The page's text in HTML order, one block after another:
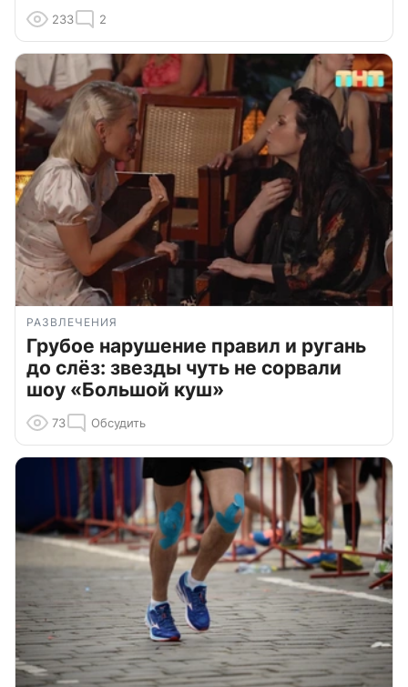
233 2
РАЗВЛЕЧЕНИЯ
Грубое нарушение правил и ругань
до слёз: звезды чуть не сорвали
шоу «Большой куш»
73 Обсудить